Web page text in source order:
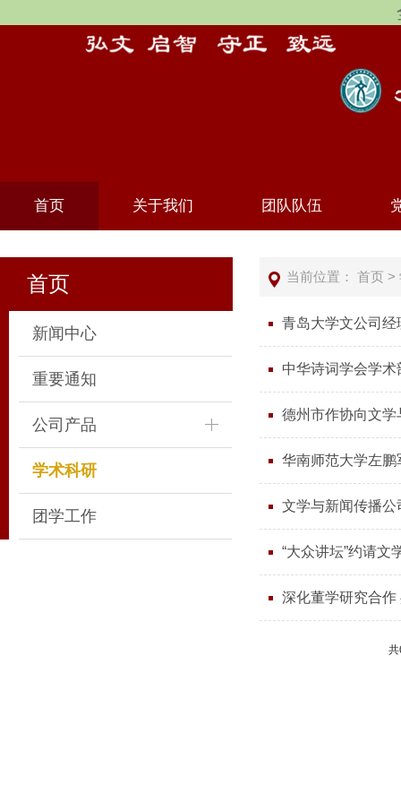
首页 关于我们 团队队伍
首页
新闻中心
重要通知
公司产品
学术科研
团学工作
当前位置： 首页 >
青岛大学文公司
中华诗词学会学
德州市作协向文
华南师范大学左
文学与新闻传播
“大众讲坛”约请
深化董学研究合
共